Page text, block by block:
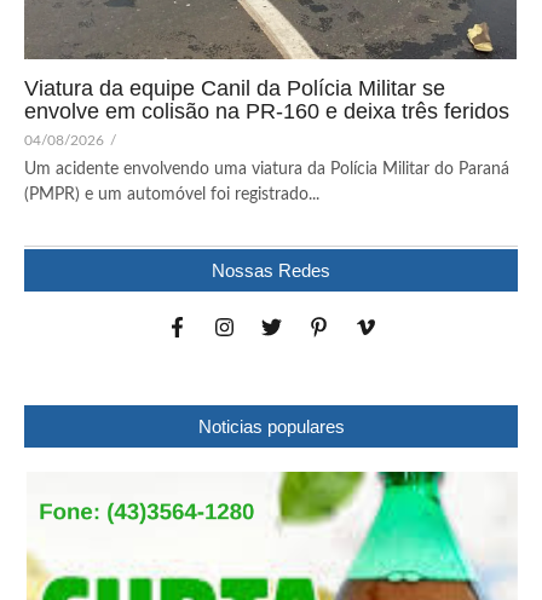
Viatura da equipe Canil da Polícia Militar se
envolve em colisão na PR-160 e deixa três feridos
04/08/2026 /
Um acidente envolvendo uma viatura da Polícia Militar do Paraná
(PMPR) e um automóvel foi registrado...
Nossas Redes
Noticias populares